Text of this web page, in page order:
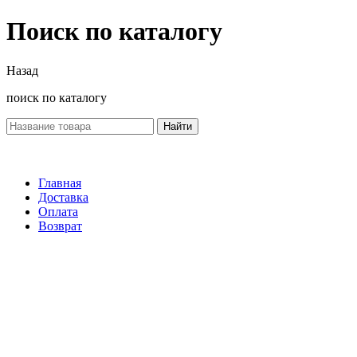
Поиск по каталогу
Назад
поиск по каталогу
Найти
Главная
Доставка
Оплата
Возврат